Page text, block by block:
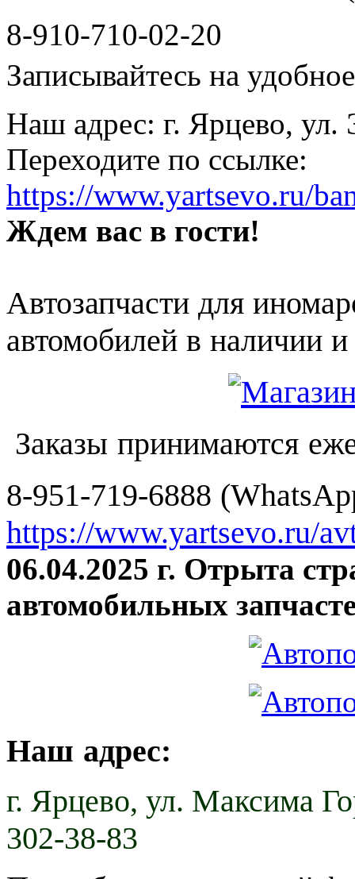
8-910-710-02-20
Записывайтесь на
Наш адрес: г. Ярцево, ул.
Переходите по ссылке:
https://www.yartsevo.ru/
Ждем вас в гости!
Автозапчасти для
автомобилей в наличии и
Заказы принимаются
8-951-719-6888
https://www.yartsevo.ru/
06.04.2025 г. Отрыта
автомобильных
Наш адрес:
г. Ярцево, ул. Максима
302-38-83